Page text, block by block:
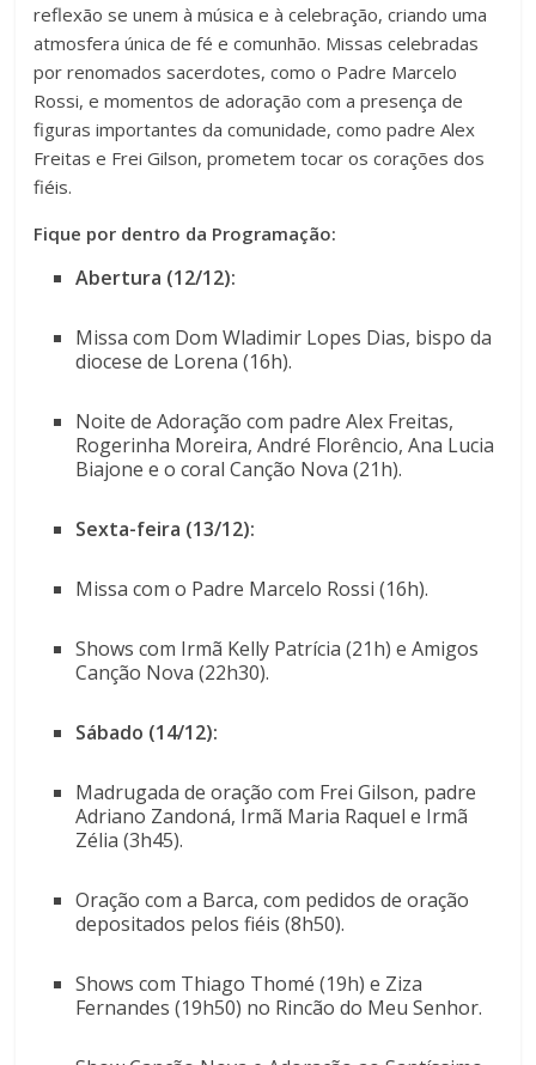
reflexão se unem à música e à celebração, criando uma
atmosfera única de fé e comunhão. Missas celebradas
por renomados sacerdotes, como o Padre Marcelo
Rossi, e momentos de adoração com a presença de
figuras importantes da comunidade, como padre Alex
Freitas e Frei Gilson, prometem tocar os corações dos
fiéis.
Fique por dentro da Programação:
Abertura (12/12):
Missa com Dom Wladimir Lopes Dias, bispo da
diocese de Lorena (16h).
Noite de Adoração com padre Alex Freitas,
Rogerinha Moreira, André Florêncio, Ana Lucia
Biajone e o coral Canção Nova (21h).
Sexta-feira (13/12):
Missa com o Padre Marcelo Rossi (16h).
Shows com Irmã Kelly Patrícia (21h) e Amigos
Canção Nova (22h30).
Sábado (14/12):
Madrugada de oração com Frei Gilson, padre
Adriano Zandoná, Irmã Maria Raquel e Irmã
Zélia (3h45).
Oração com a Barca, com pedidos de oração
depositados pelos fiéis (8h50).
Shows com Thiago Thomé (19h) e Ziza
Fernandes (19h50) no Rincão do Meu Senhor.